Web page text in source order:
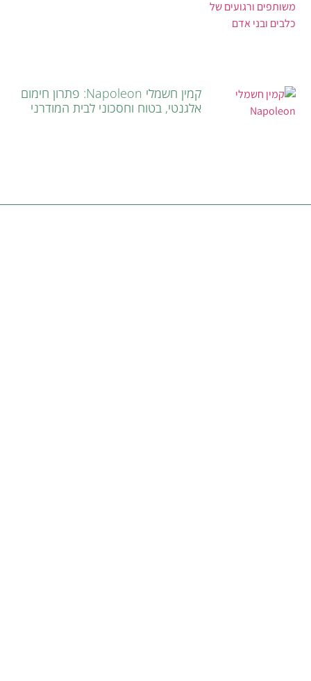
קמין חשמלי Napoleon: פתרון חימום
אלגנטי, בטוח וחסכוני לבית המודרני